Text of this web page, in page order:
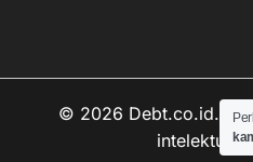
© 2026 Debt.co.id.
intelektual